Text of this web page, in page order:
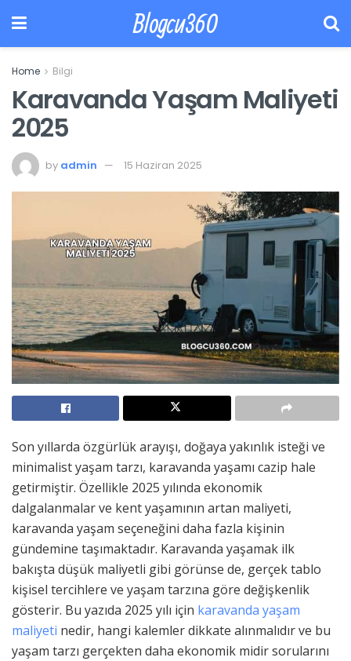
Blogcu360
Home Bilgi
Karavanda Yaşam Maliyeti
2025
by admin 15 Haziran 2025
Son yıllarda özgürlük arayışı, doğaya yakınlık isteği ve
minimalist yaşam tarzı, karavanda yaşamı cazip hale
getirmiştir. Özellikle 2025 yılında ekonomik
dalgalanmalar ve kent yaşamının artan maliyeti,
karavanda yaşam seçeneğini daha fazla kişinin
gündemine taşımaktadır. Karavanda yaşamak ilk
bakışta düşük maliyetli gibi görünse de, gerçek tablo
kişisel tercihlere ve yaşam tarzına göre değişkenlik
gösterir. Bu yazıda 2025 yılı için karavanda yaşam
maliyeti nedir, hangi kalemler dikkate alınmalıdır ve bu
yaşam tarzı gerçekten daha ekonomik midir sorularını